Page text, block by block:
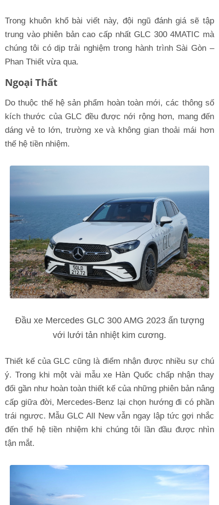
Trong khuôn khổ bài viết này, đội ngũ đánh giá sẽ tập
trung vào phiên bản cao cấp nhất GLC 300 4MATIC mà
chúng tôi có dịp trải nghiệm trong hành trình Sài Gòn –
Phan Thiết vừa qua.
Ngoại Thất
Do thuộc thế hệ sản phẩm hoàn toàn mới, các thông số
kích thước của GLC đều được nới rộng hơn, mang đến
dáng vẻ to lớn, trường xe và không gian thoải mái hơn
thế hệ tiền nhiệm.
Đầu xe Mercedes GLC 300 AMG 2023 ấn tượng
với lưới tản nhiệt kim cương.
Thiết kế của GLC cũng là điểm nhận được nhiều sự chú
ý. Trong khi một vài mẫu xe Hàn Quốc chấp nhận thay
đổi gần như hoàn toàn thiết kế của những phiên bản nâng
cấp giữa đời, Mercedes-Benz lại chọn hướng đi có phần
trái ngược. Mẫu GLC All New vẫn ngay lập tức gợi nhắc
đến thế hệ tiền nhiệm khi chúng tôi lần đầu được nhìn
tận mắt.